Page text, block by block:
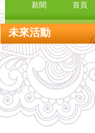
新聞 首頁
未來活動